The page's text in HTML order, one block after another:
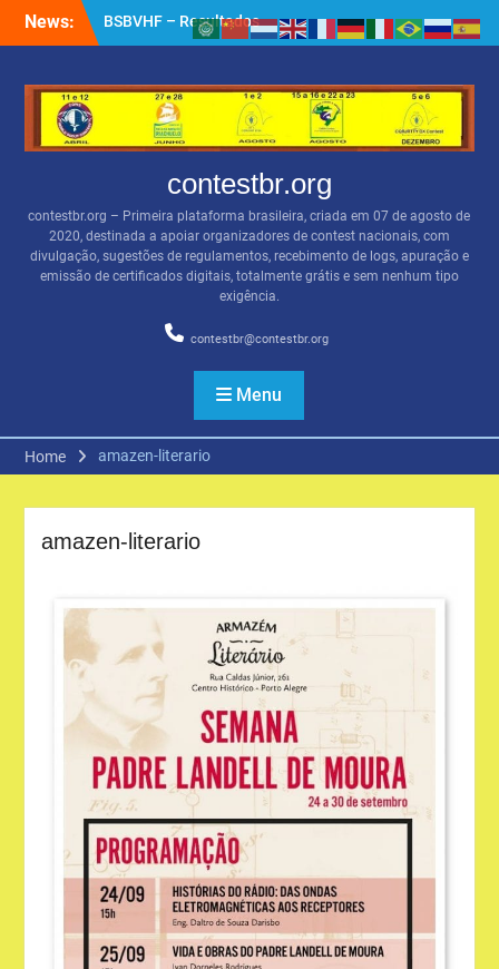
News:
BSBVHF – Resultados
anteriores
Apoiadores por PIX
contestbr.org
contestbr.org – Primeira plataforma brasileira, criada em 07 de agosto de
2020, destinada a apoiar organizadores de contest nacionais, com
divulgação, sugestões de regulamentos, recebimento de logs, apuração e
emissão de certificados digitais, totalmente grátis e sem nenhum tipo
exigência.
contestbr@contestbr.org
Menu
Home amazen-literario
amazen-literario